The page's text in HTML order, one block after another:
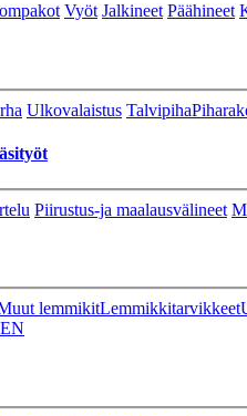
Vyöt Jalkineet Päähineet
Ulkovalaistus Talvipiha
Piirustus-ja maalausvälineet
lemmikitLemmikkitarvikkeet